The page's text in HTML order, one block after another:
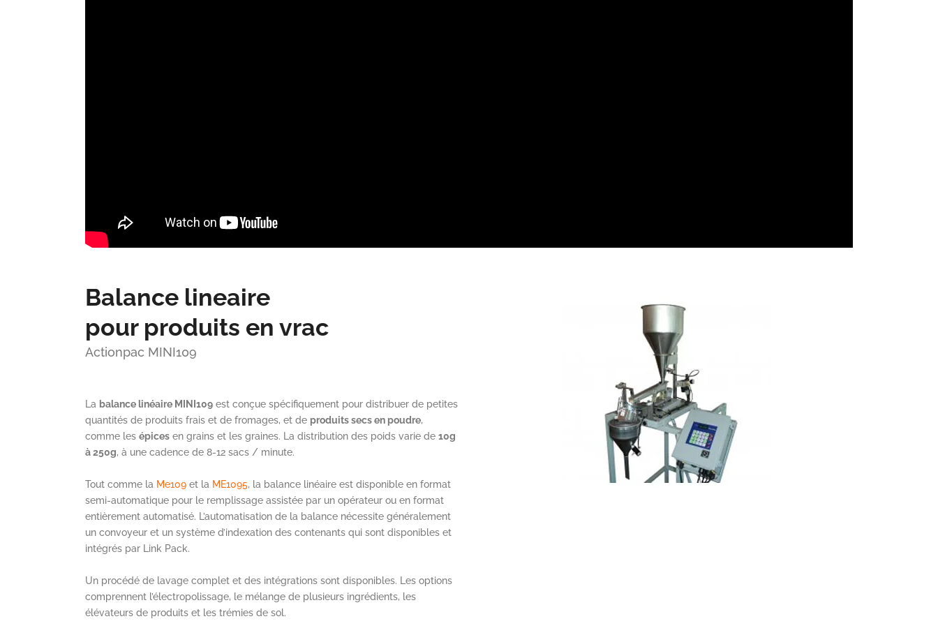
Balance lineaire
pour produits en vrac
Actionpac MINI109
La balance linéaire MINI109 est conçue spécifiquement pour distribuer de petites
quantités de produits frais et de fromages, et de produits secs en poudre,
comme les épices en grains et les graines. La distribution des poids varie de 10g
à 250g, à une cadence de 8-12 sacs / minute.
Tout comme la Me109 et la ME1095, la balance linéaire est disponible en format
semi-automatique pour le remplissage assistée par un opérateur ou en format
entièrement automatisé. L’automatisation de la balance nécessite généralement
un convoyeur et un système d’indexation des contenants qui sont disponibles et
intégrés par Link Pack.
Un procédé de lavage complet et des intégrations sont disponibles. Les options
comprennent l’électropolissage, le mélange de plusieurs ingrédients, les
élévateurs de produits et les trémies de sol.